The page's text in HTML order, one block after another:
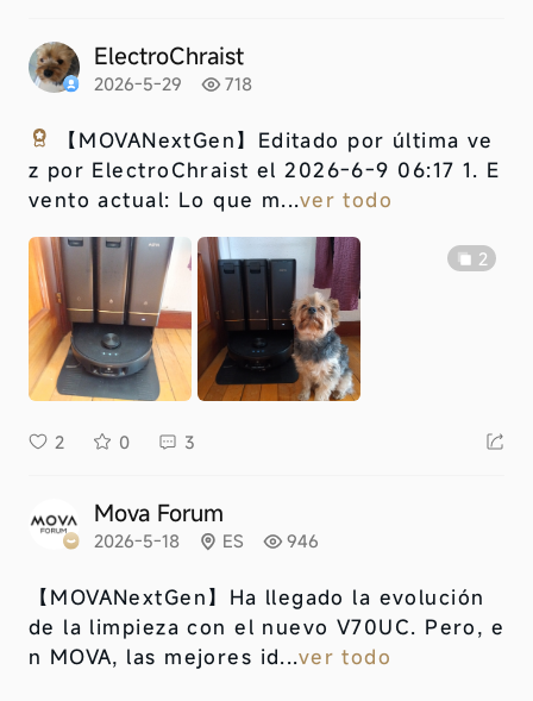
ElectroChraist
2026-5-29 718
【MOVANextGen】 Editado por última ve
z por ElectroChraist el 2026-6-9 06:17 1. E
vento actual: Lo que m...ver todo
2
2 0 3
Mova Forum
2026-5-18 ES 946
【MOVANextGen】 Ha llegado la evolución
de la limpieza con el nuevo V70UC. Pero, e
n MOVA, las mejores id...ver todo